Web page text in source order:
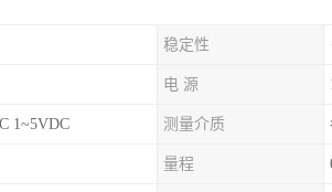
稳定性
电 源
1~5VDC 测量介质
量程